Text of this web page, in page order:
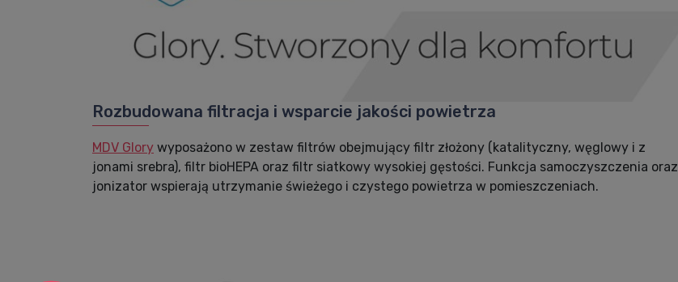
Rozbudowana filtracja i wsparcie jakości powietrza
MDV Glory wyposażono w zestaw filtrów obejmujący filtr złożony (katalityczny, węglowy i z
jonami srebra), filtr bioHEPA oraz filtr siatkowy wysokiej gęstości. Funkcja samoczyszczenia oraz
jonizator wspierają utrzymanie świeżego i czystego powietrza w pomieszczeniach.